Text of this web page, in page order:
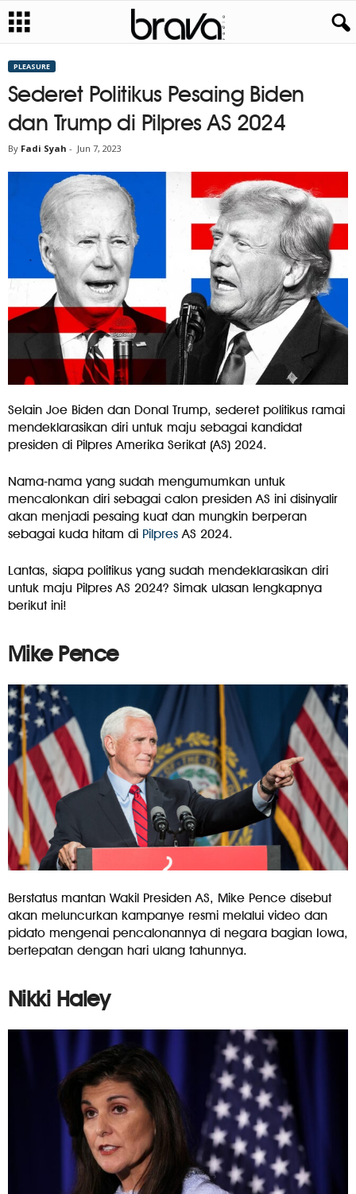
PLEASURE
Sederet Politikus Pesaing Biden
dan Trump di Pilpres AS 2024
By Fadi Syah - Jun 7, 2023
Selain Joe Biden dan Donal Trump, sederet politikus ramai
mendeklarasikan diri untuk maju sebagai kandidat
presiden di Pilpres Amerika Serikat (AS) 2024.
Nama-nama yang sudah mengumumkan untuk
mencalonkan diri sebagai calon presiden AS ini disinyalir
akan menjadi pesaing kuat dan mungkin berperan
sebagai kuda hitam di Pilpres AS 2024.
Lantas, siapa politikus yang sudah mendeklarasikan diri
untuk maju Pilpres AS 2024? Simak ulasan lengkapnya
berikut ini!
Mike Pence
Berstatus mantan Wakil Presiden AS, Mike Pence disebut
akan meluncurkan kampanye resmi melalui video dan
pidato mengenai pencalonannya di negara bagian Iowa,
bertepatan dengan hari ulang tahunnya.
Nikki Haley